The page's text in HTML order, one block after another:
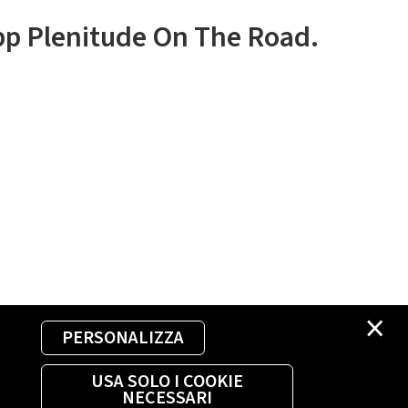
×
PERSONALIZZA
USA SOLO I COOKIE
NECESSARI
Plenitude On The Road.